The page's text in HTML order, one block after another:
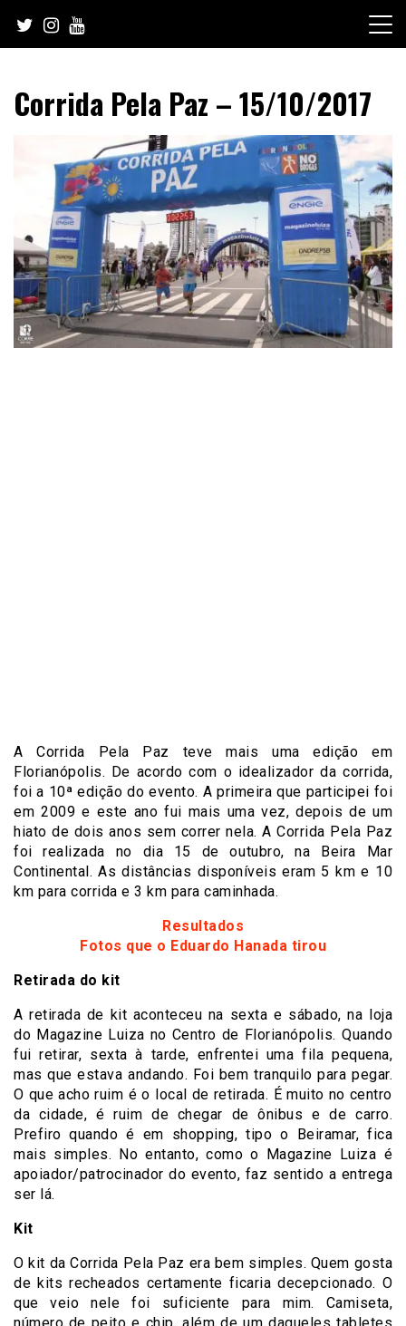
content
Corrida Pela Paz – 15/10/2017
A Corrida Pela Paz teve mais uma edição em
Florianópolis. De acordo com o idealizador da corrida,
foi a 10ª edição do evento. A primeira que participei foi
em 2009 e este ano fui mais uma vez, depois de um
hiato de dois anos sem correr nela. A Corrida Pela Paz
foi realizada no dia 15 de outubro, na Beira Mar
Continental. As distâncias disponíveis eram 5 km e 10
km para corrida e 3 km para caminhada.
Resultados
Fotos que o Eduardo Hanada tirou
Retirada do kit
A retirada de kit aconteceu na sexta e sábado, na loja
do Magazine Luiza no Centro de Florianópolis. Quando
fui retirar, sexta à tarde, enfrentei uma fila pequena,
mas que estava andando. Foi bem tranquilo para pegar.
O que acho ruim é o local de retirada. É muito no centro
da cidade, é ruim de chegar de ônibus e de carro.
Prefiro quando é em shopping, tipo o Beiramar, fica
mais simples. No entanto, como o Magazine Luiza é
apoiador/patrocinador do evento, faz sentido a entrega
ser lá.
Kit
O kit da Corrida Pela Paz era bem simples. Quem gosta
de kits recheados certamente ficaria decepcionado. O
que veio nele foi suficiente para mim. Camiseta,